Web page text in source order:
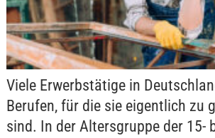
Viele Erwerbstätige in
Berufen, für die sie eigentlich zu
sind. In der Altersgruppe der 15-